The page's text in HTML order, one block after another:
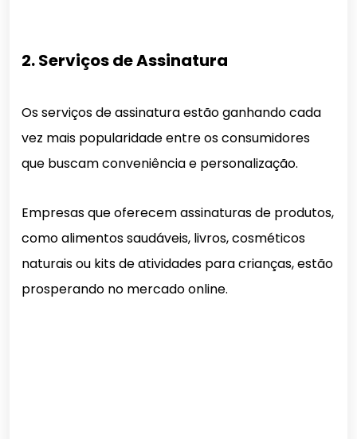
2. Serviços de Assinatura
Os serviços de assinatura estão ganhando cada
vez mais popularidade entre os consumidores
que buscam conveniência e personalização.
Empresas que oferecem assinaturas de produtos,
como alimentos saudáveis, livros, cosméticos
naturais ou kits de atividades para crianças, estão
prosperando no mercado online.